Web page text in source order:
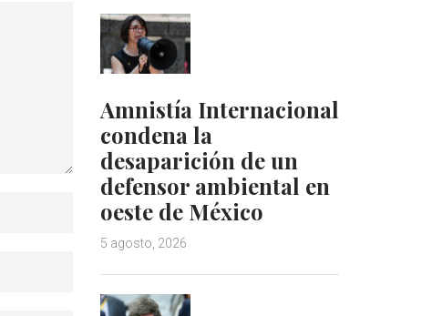
Amnistía Internacional
condena la
desaparición de un
defensor ambiental en
oeste de México
5 agosto, 2026